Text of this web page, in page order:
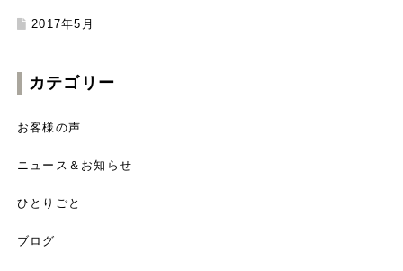
2017年5月
カテゴリー
お客様の声
ニュース＆お知らせ
ひとりごと
ブログ